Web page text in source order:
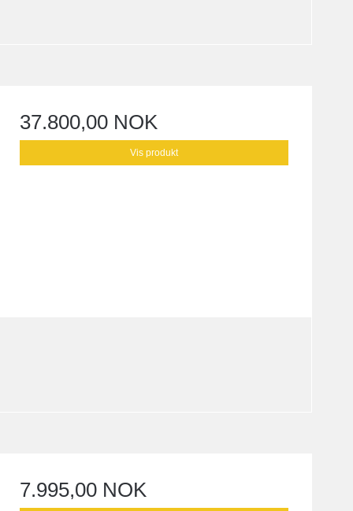
37.800,00 NOK
Vis produkt
7.995,00 NOK